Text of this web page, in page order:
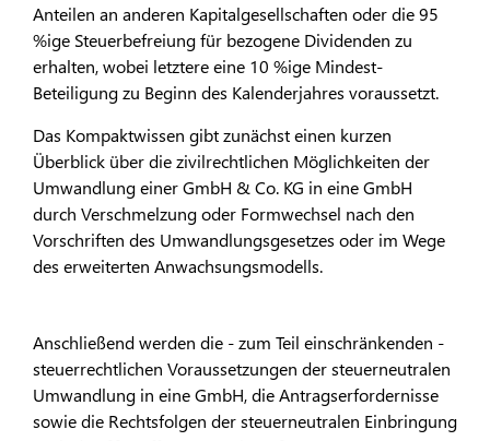
Anteilen an anderen Kapitalgesellschaften oder die 95
%ige Steuerbefreiung für bezogene Dividenden zu
erhalten, wobei letztere eine 10 %ige Mindest-
Beteiligung zu Beginn des Kalenderjahres voraussetzt.
Das Kompaktwissen gibt zunächst einen kurzen
Überblick über die zivilrechtlichen Möglichkeiten der
Umwandlung einer GmbH & Co. KG in eine GmbH
durch Verschmelzung oder Formwechsel nach den
Vorschriften des Umwandlungsgesetzes oder im Wege
des erweiterten Anwachsungsmodells.
Anschließend werden die - zum Teil einschränkenden -
steuerrechtlichen Voraussetzungen der steuerneutralen
Umwandlung in eine GmbH, die Antragserfordernisse
sowie die Rechtsfolgen der steuerneutralen Einbringung